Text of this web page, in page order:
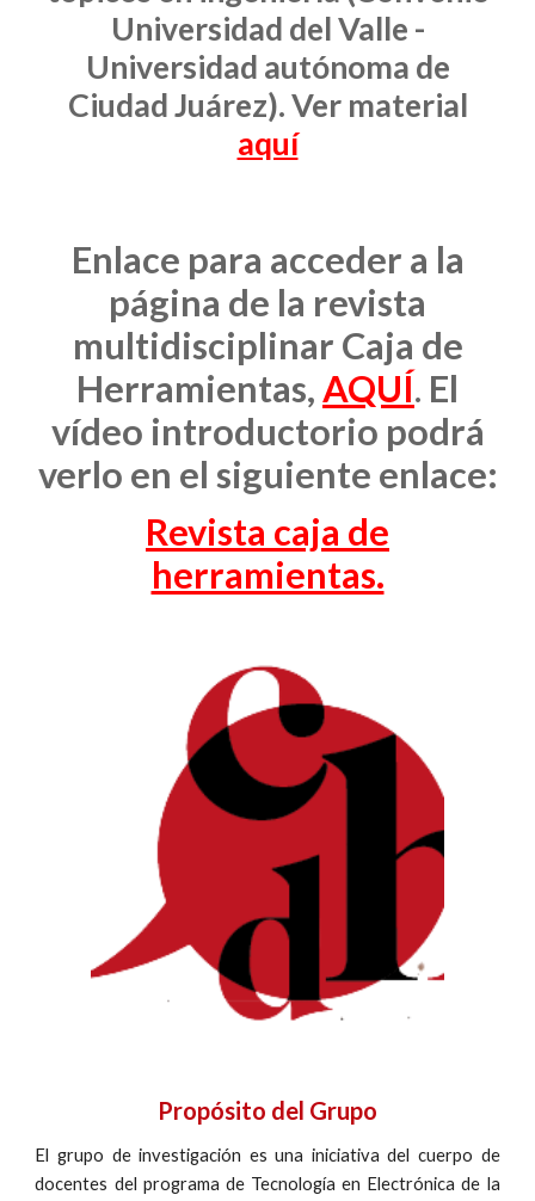
Universidad del Valle -
Universidad autónoma de
Ciudad Juárez). Ver material
aquí
Enlace para acceder a la
página de la revista
multidisciplinar Caja de
Herramientas,AQUÍ. El
vídeo introductorio podrá
verlo en el siguiente enlace:
Revista caja de
herramientas.
Propósito del Grupo
El grupo de investigación es una iniciativa del cuerpo de
docentes del programa de Tecnología en Electrónica de la